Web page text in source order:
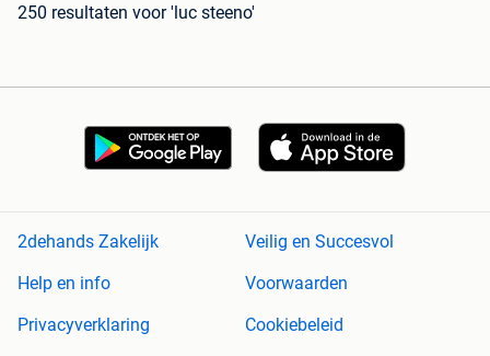
250 resultaten voor 'luc steeno'
2dehands Zakelijk
Veilig en Succesvol
Help en info
Voorwaarden
Privacyverklaring
Cookiebeleid